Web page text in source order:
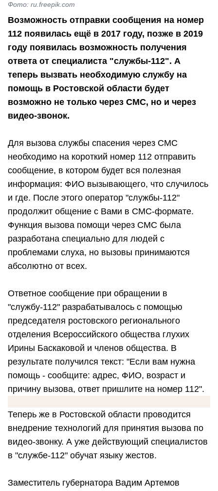
Фото: ru.freepik.com
Возможность отправки сообщения на номер
112 появилась ещё в 2017 году, позже в 2019
году появилась возможность получения
ответа от специалиста "службы-112". А
теперь вызвать необходимую службу на
помощь в Ростовской области будет
возможно не только через СМС, но и через
видео-звонок.
Для вызова службы спасения через СМС
необходимо на короткий номер 112 отправить
сообщение, в котором будет вся полезная
информация: ФИО вызывающего, что случилось
и где. После этого оператор "службы-112"
продолжит общение с Вами в СМС-формате.
Функция вызова помощи через СМС была
разработана специально для людей с
проблемами слуха, но вызовы принимаются
абсолютно от всех.
Ответное сообщение при обращении в
"службу-112" разрабатывалось с помощью
председателя ростовского регионального
отделения Всероссийского общества глухих
Ирины Баскаковой и членов общества. В
результате получился текст: "Если вам нужна
помощь - сообщите: адрес, ФИО, возраст и
причину вызова, ответ пришлите на номер 112".
Теперь же в Ростовской области проводится
внедрение технологий для принятия вызова по
видео-звонку. А уже действующий специалистов
в "службе-112" обучат языку жестов.
Заместитель губернатора Вадим Артемов